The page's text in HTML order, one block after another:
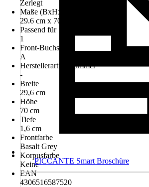
Zerlegt
Maße (BxHxT)
29.6 cm x 70.0 cm x 1.6 cm
Passend für
1
Front-Buchstabe
A
Herstellerartikelnummer
-
Breite
29,6 cm
Höhe
70 cm
Tiefe
1,6 cm
Frontfarbe
Basalt Grey
Korpusfarbe
Keine
EAN
4306516587520
PICCANTE Smart Broschüre